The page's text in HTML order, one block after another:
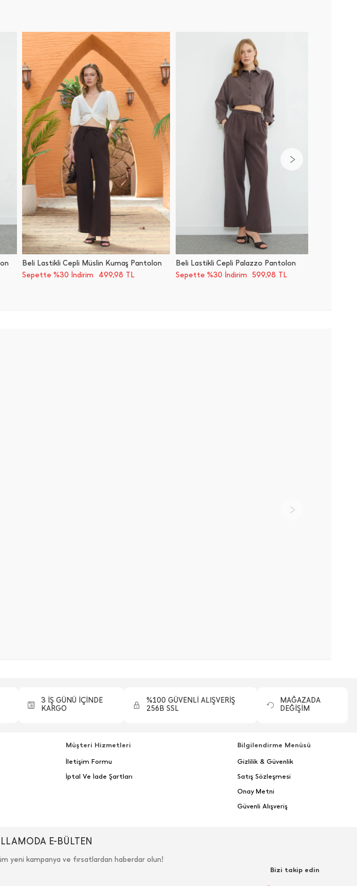
Beli Lastikli Cepli Müslin Kumaş Pantolon
Sepette %30 İndirim
499,98 TL
Beli Lastikli Cepli Palazzo Pantolon
Sepette %30 İndirim
599,98 TL
3 İŞ GÜNÜ İÇİNDE
KARGO
%100 GÜVENLİ ALIŞVERİŞ
256B SSL
MAĞAZADA
DEĞİŞİM
Müşteri Hizmetleri
İletişim Formu
İptal Ve İade Şartları
Bilgilendirme Menüsü
Gizlilik & Güvenlik
Satış Sözleşmesi
Onay Metni
Güvenli Alışveriş
E-BÜLTEN
yeni kampanya ve fırsatlardan haberdar olun!
Bizi takip edin